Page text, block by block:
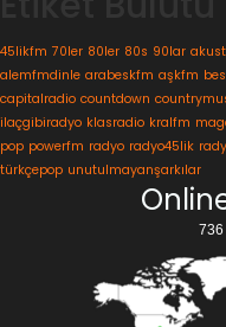
45likfm 70ler 80ler 80s 90lar
alemfmdinle arabeskfm aşkfm
capitalradio countdown
ilaçgibiradyo klasradio kralfm
pop powerfm radyo radyo45lik
türkçepop unutulmayanşarkılar
736